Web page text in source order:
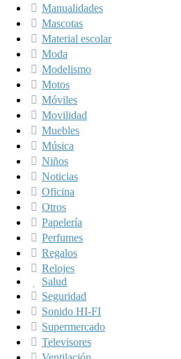
Manualidades
Mascotas
Material escolar
Moda
Modelismo
Motos
Móviles
Movilidad
Muebles
Música
Niños
Noticias
Oficina
Otros
Papelería
Perfumes
Regalos
Relojes
Salud
Seguridad
Sonido HI-FI
Supermercado
Televisores